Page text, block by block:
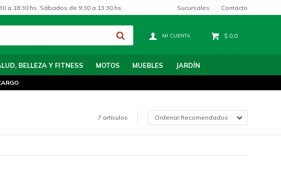
BELLEZA Y FITNESS MOTOS MUEBLES JARDÍN
$ 0,0
a 18:30 hs. Sábados de 9:30 a 13:30 hs. Sucursales Contacto
7 artículos Recomendados